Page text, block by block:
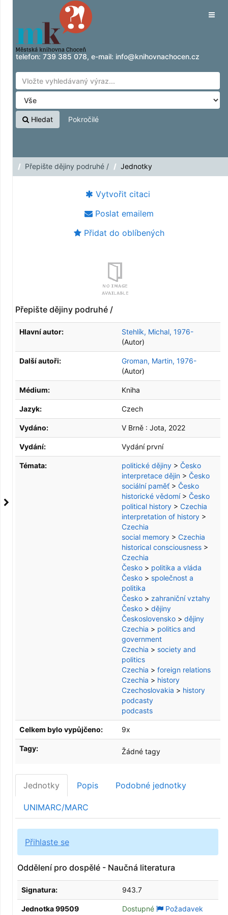
Přeskočit na obsah
telefon: 739 385 078, e-mail: info@knihovnachocen.cz
Hledat Pokročilé
Přepište dějiny podruhé / Jednotky
Vytvořit citaci
Poslat emailem
Přidat do oblíbených
Přepište dějiny podruhé /
Hlavní autor:
Stehlík, Michal, 1976-
(Autor)
Další autoři:
Groman, Martin, 1976-
(Autor)
Médium: Kniha
Jazyk: Czech
Vydáno: V Brně : Jota, 2022
Vydání: Vydání první
Témata: politické dějiny > Česko
interpretace dějin > Česko
sociální paměť > Česko
historické vědomí> Česko
political history > Czechia
interpretation of history >
Czechia
social memory > Czechia
historical consciousness >
Czechia
Česko > politika a vláda
Česko > společnost a
politika
Česko > zahraniční vztahy
Česko > dějiny
Československo > dějiny
Czechia > politics and
government
Czechia > society and
politics
Czechia > foreign relations
Czechia > history
Czechoslovakia > history
podcasty
podcasts
Celkem bylo vypůjčeno: 9x
Tagy: Žádné tagy
Jednotky Popis Podobné jednotky
UNIMARC/MARC
Přihlaste se
Oddělení pro dospělé - Naučná literatura
Signatura: 943.7
Jednotka 99509 Dostupné Požadavek